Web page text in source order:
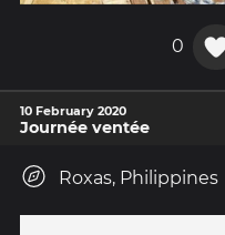
0
10 February 2020
Journée ventée
Roxas, Philippines